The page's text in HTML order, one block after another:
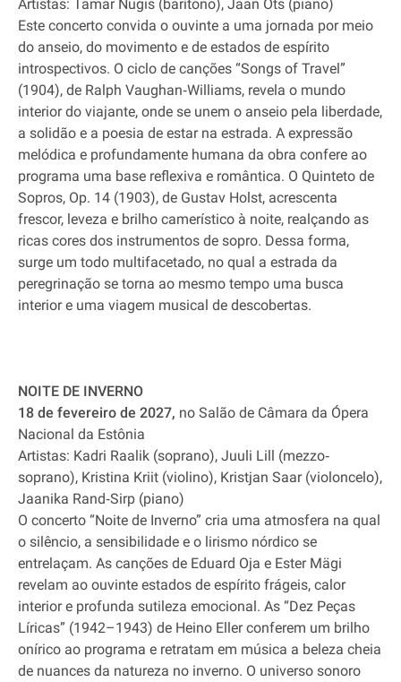
Artistas: Tamar Nugis (barítono), Jaan Ots (piano)
Este concerto convida o ouvinte a uma jornada por meio
do anseio, do movimento e de estados de espírito
introspectivos. O ciclo de canções “Songs of Travel”
(1904), de Ralph Vaughan‐Williams, revela o mundo
interior do viajante, onde se unem o anseio pela liberdade,
a solidão e a poesia de estar na estrada. A expressão
melódica e profundamente humana da obra confere ao
programa uma base reflexiva e romântica. O Quinteto de
Sopros, Op. 14 (1903), de Gustav Holst, acrescenta
frescor, leveza e brilho camerístico à noite, realçando as
ricas cores dos instrumentos de sopro. Dessa forma,
surge um todo multifacetado, no qual a estrada da
peregrinação se torna ao mesmo tempo uma busca
interior e uma viagem musical de descobertas.
NOITE DE INVERNO
18 de fevereiro de 2027, no Salão de Câmara da Ópera
Nacional da Estônia
Artistas: Kadri Raalik (soprano), Juuli Lill (mezzo‐
soprano), Kristina Kriit (violino), Kristjan Saar (violoncelo),
Jaanika Rand‐Sirp (piano)
O concerto “Noite de Inverno” cria uma atmosfera na qual
o silêncio, a sensibilidade e o lirismo nórdico se
entrelaçam. As canções de Eduard Oja e Ester Mägi
revelam ao ouvinte estados de espírito frágeis, calor
interior e profunda sutileza emocional. As “Dez Peças
Líricas” (1942–1943) de Heino Eller conferem um brilho
onírico ao programa e retratam em música a beleza cheia
de nuances da natureza no inverno. O universo sonoro